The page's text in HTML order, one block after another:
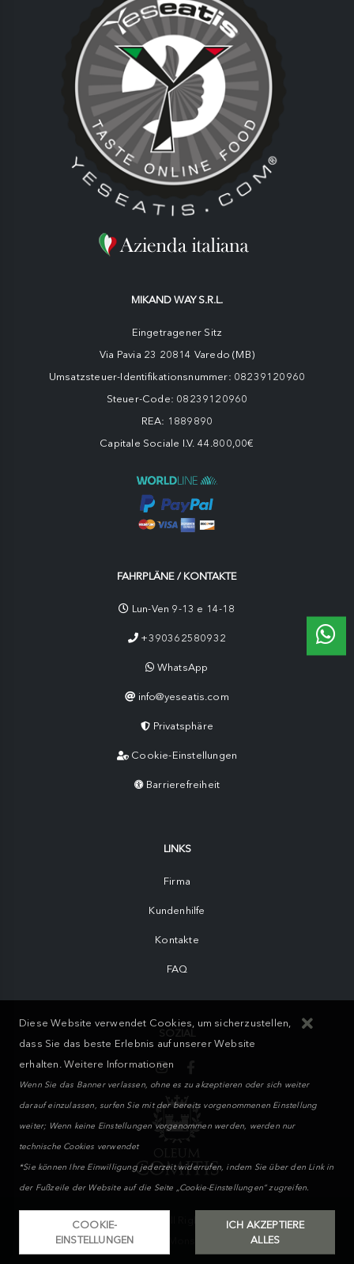
MIKAND WAY S.R.L.
Eingetragener Sitz
Via Pavia 23 20814 Varedo (MB)
Umsatzsteuer-Identifikationsnummer: 08239120960
Steuer-Code: 08239120960
REA: 1889890
Capitale Sociale I.V. 44.800,00€
FAHRPLÄNE / KONTAKTE
Lun-Ven 9-13 e 14-18
+390362580932
WhatsApp
info@yeseatis.com
Privatsphäre
Cookie-Einstellungen
Barrierefreiheit
LINKS
Firma
Kundenhilfe
Kontakte
FAQ
MIKAND WAY S.r.l. © 2026. All Rights Reserved | Powered by
Diese Website verwendet Cookies, um sicherzustellen,
dass Sie das beste Erlebnis auf unserer Website
erhalten.Weitere Informationen
Wenn Sie das Banner verlassen, ohne es zu akzeptieren oder sich weiter
darauf einzulassen, surfen Sie mit der bereits vorgenommenen Einstellung
weiter; Wenn keine Einstellungen vorgenommen werden, werden nur
technische Cookies verwendet
*Sie können Ihre Einwilligung jederzeit widerrufen, indem Sie über den Link in
der Fußzeile der Website auf die Seite „Cookie-Einstellungen“ zugreifen.
COOKIE-
EINSTELLUNGEN
ICH AKZEPTIERE
ALLES